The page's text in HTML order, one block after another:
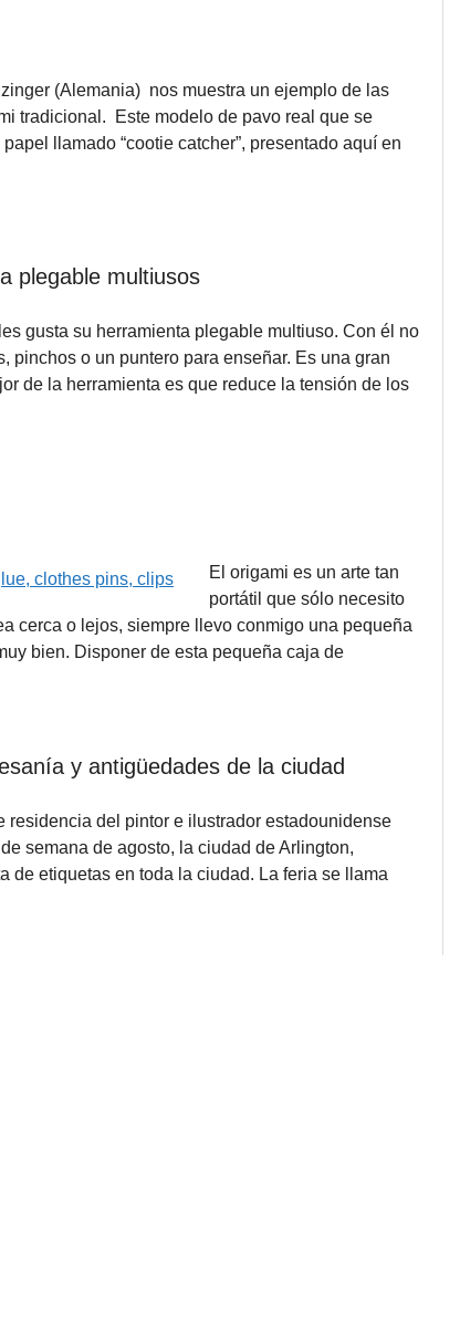
(Alemania) nos muestra un ejemplo de las
tradicional. Este modelo de pavo real que se
llamado “cootie catcher”, presentado aquí en
plegable multiusos
gusta su herramienta plegable multiuso. Con él no
pinchos o un puntero para enseñar. Es una gran
de la herramienta es que reduce la tensión de los
El origami es un arte tan
portátil que sólo necesito
cerca o lejos, siempre llevo conmigo una pequeña
bien. Disponer de esta pequeña caja de
y antigüedades de la ciudad
del pintor e ilustrador estadounidense
semana de agosto, la ciudad de Arlington,
de etiquetas en toda la ciudad. La feria se llama